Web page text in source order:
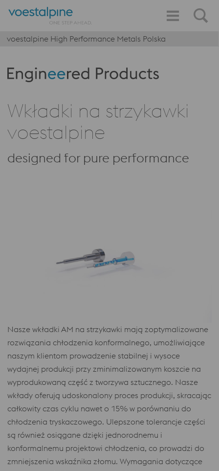
voestalpine High Performance Metals Polska
Produktkategorie: Engineered Products
Wkładki na strzykawki
voestalpine
designed for pure performance
Nasze wkładki AM na strzykawki mają zoptymalizowane
rozwiązania chłodzenia konformalnego, umożliwiające
naszym klientom prowadzenie stabilnej i wysoce
wydajnej produkcji przy zminimalizowanym koszcie na
wyprodukowaną część z tworzywa sztucznego. Nasze
wkłady oferują udoskonalony proces produkcji, skracając
całkowity czas cyklu nawet o 15% w porównaniu do
chłodzenia tryskaczowego. Ulepszone tolerancje części
są również osiągane dzięki jednorodnemu i
konformalnemu projektowi chłodzenia, co prowadzi do
zmniejszenia wskaźnika złomu. Wymagania dotyczące